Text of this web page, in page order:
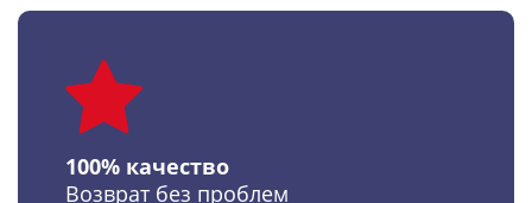
100% качество
Возврат без проблем